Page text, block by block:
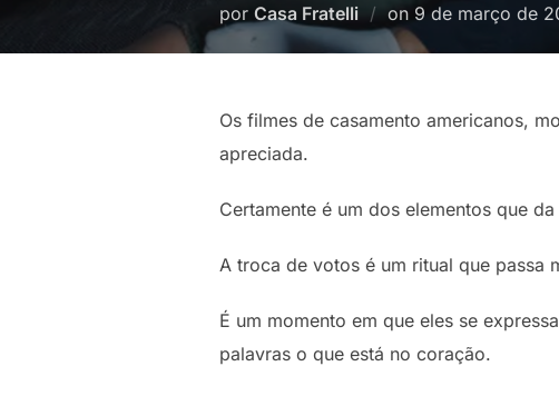
por Casa Fratelli on 9 de março de
Os filmes de casamento americanos,
apreciada.
Certamente é um dos elementos que
A troca de votos é um ritual que passa
É um momento em que eles se
palavras o que está no coração.